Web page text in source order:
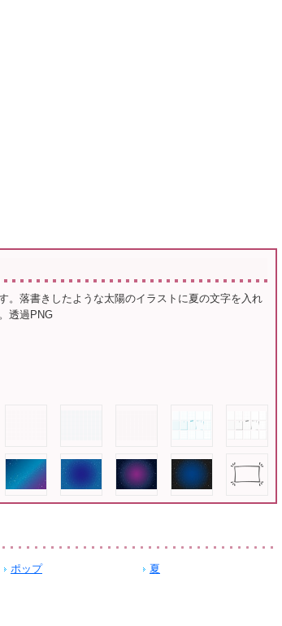
。落書きしたような太陽のイラストに夏の文字を入れ
透過PNG
ポップ
夏